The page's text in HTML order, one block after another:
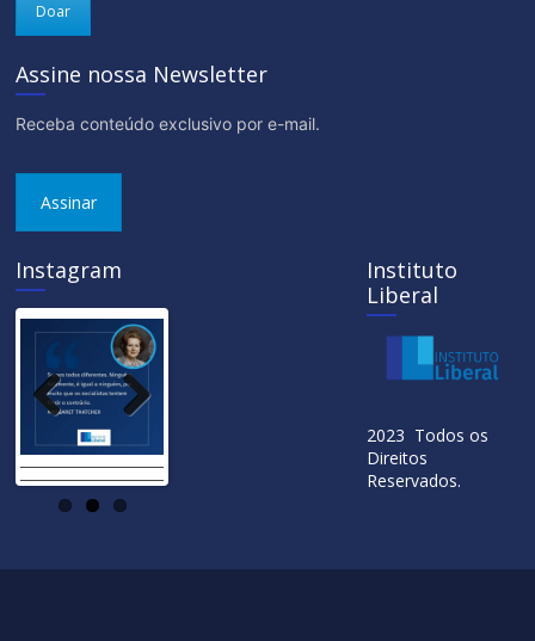
Doar
Assine nossa Newsletter
Receba conteúdo exclusivo por e-mail.
Assinar
Instagram
ous
Instituto
Liberal
2023 Todos os
Direitos
Reservados.